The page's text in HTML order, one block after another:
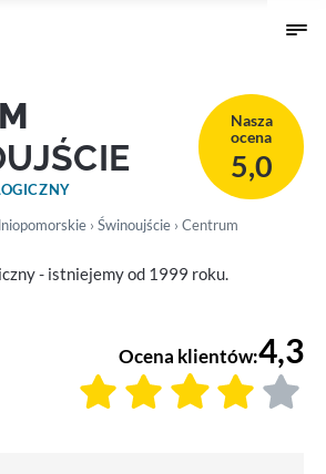
Nasza
ocena
5,0
› Świnoujście › Centrum
- istniejemy od 1999 roku.
Ocena klientów:4,3